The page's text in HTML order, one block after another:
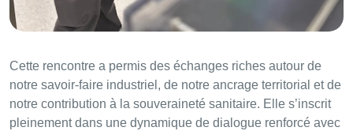
Cette rencontre a permis des échanges riches autour de
notre savoir-faire industriel, de notre ancrage territorial et de
notre contribution à la souveraineté sanitaire. Elle s’inscrit
pleinement dans une dynamique de dialogue renforcé avec